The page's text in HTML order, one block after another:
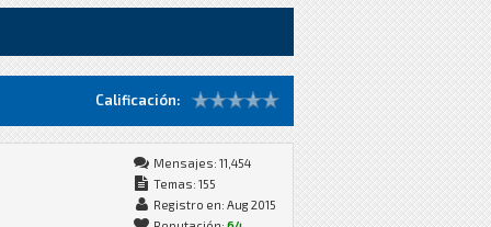
Calificación:
Mensajes: 11,454
Temas: 155
Registro en: Aug 2015